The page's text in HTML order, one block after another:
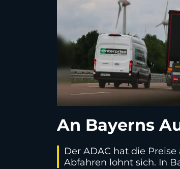
An Bayerns
Der ADAC hat die
Abfahren lohnt sich. In